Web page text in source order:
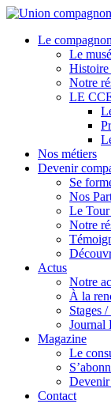
Aller
contenuLe
Le
Histoire
Notre
LE
Nos métiers
Devenir
Se
Nos
Le Tour
Notre
Actus
Notre
À la
Stages
Journal
Magazine
Le
Devenir
Contact